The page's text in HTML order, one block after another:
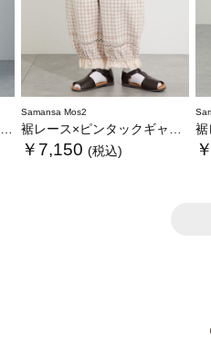
Samansa Mos2
裾レース×ピンタックギャザーパンツ《限定カラーあり》
￥7,150 (税込)
裾